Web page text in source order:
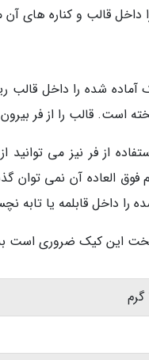
قالب و کناره های آن
است. قالب را از فر
از فر نیز می
العاده آن نمی توان
را داخل قابلمه یا
کیک ضروری است